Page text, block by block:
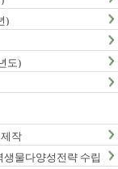
)
도)
작
물다양성전략 수립